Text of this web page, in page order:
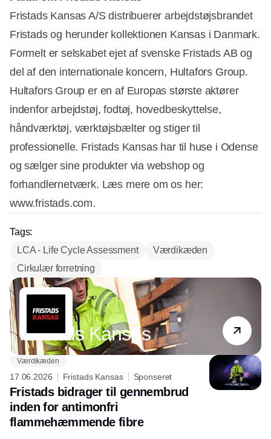
Fristads Kansas A/S distribuerer arbejdstøjsbrandet
Fristads og herunder kollektionen Kansas i Danmark.
Formelt er selskabet ejet af svenske Fristads AB og
del af den internationale koncern, Hultafors Group.
Hultafors Group er en af Europas største aktører
indenfor arbejdstøj, fodtøj, hovedbeskyttelse,
håndværktøj, værktøjsbælter og stiger til
professionelle. Fristads Kansas har til huse i Odense
og sælger sine produkter via webshop og
forhandlernetværk. Læs mere om os her:
www.fristads.com.
Tags:
LCA - Life Cycle Assessment
Værdikæden
Cirkulær forretning
Partner
Fristads Kansas
Værdikæden
17.06.2026 Fristads Kansas Sponseret
Fristads bidrager til gennembrud
inden for antimonfri
flammehæmmende fibre